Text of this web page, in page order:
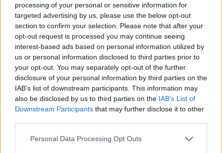
processing of your personal or sensitive information for
targeted advertising by us, please use the below opt-out
section to confirm your selection. Please note that after your
opt-out request is processed you may continue seeing
interest-based ads based on personal information utilized by
us or personal information disclosed to third parties prior to
your opt-out. You may separately opt-out of the further
disclosure of your personal information by third parties on the
IAB’s list of downstream participants. This information may
also be disclosed by us to third parties on the IAB’s List of
Downstream Participants that may further disclose it to other
Personal Data Processing Opt Outs
C'est effciace, mais moins rapidement que Imigrain. Les
effets indésirables sont moins forts également. La
bouche sèche, la gorge nouée (très embétant)
hypersensibilité aux boissons chaudes et la chaleur,
fourmillements dans les membres. Fatigue et lourdeur. Il
vaut mieux se coucher pendant une heure, après c'est
impeccable. J'avais peur avant de prendre ces
médicaments, c...lire la suite
votre avis 0 réactions